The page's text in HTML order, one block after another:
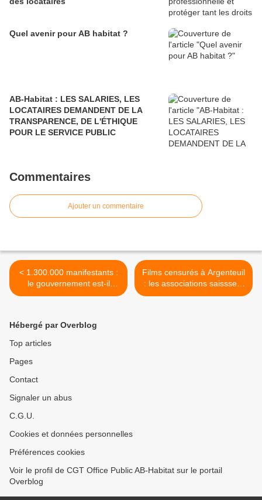
Quel avenir pour AB habitat ?
AB-Habitat : LES SALARIES, LES
LOCATAIRES DEMANDENT DE LA
TRANSPARENCE, DE L'ÉTHIQUE
POUR LE SERVICE PUBLIC
Commentaires
Ajouter un commentaire
< 1.300.000 manifestants :
le gouvernement est-il
aveugle et sourd ?
Films censurés à Argenteuil
: les associations saisssent
la justice >
Hébergé par Overblog
Top articles
Pages
Contact
Signaler un abus
C.G.U.
Cookies et données personnelles
Préférences cookies
Voir le profil de CGT Office Public AB-Habitat sur le portail
Overblog